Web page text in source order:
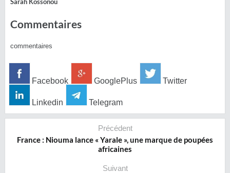
Commentaires
commentaires
Facebook GooglePlus Twitter
Linkedin Telegram
Précédent
France : Niouma lance « Yarale », une marque de poupées
africaines
Suivant